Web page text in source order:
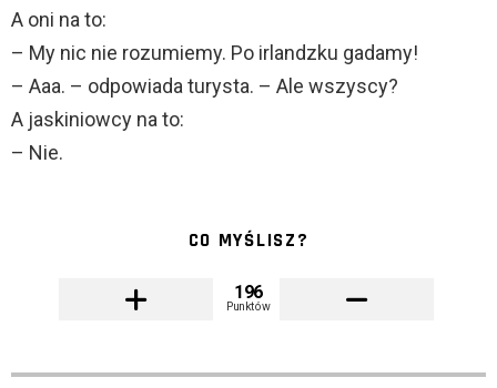
A oni na to:
– My nic nie rozumiemy. Po irlandzku gadamy!
– Aaa. – odpowiada turysta. – Ale wszyscy?
A jaskiniowcy na to:
– Nie.
CO MYŚLISZ?
196
Punktów